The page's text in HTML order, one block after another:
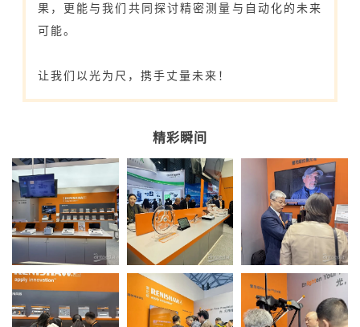
果，更能与我们共同探讨精密测量与自动化的未来
可能。
让我们以光为尺，携手丈量未来！
精彩瞬间